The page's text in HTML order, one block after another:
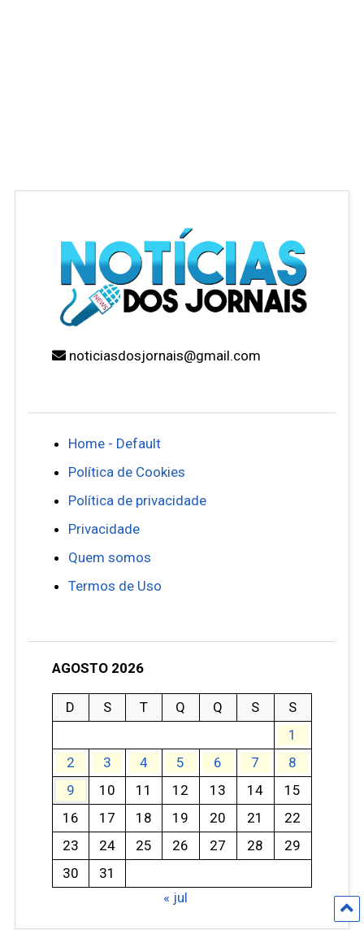
noticiasdosjornais@gmail.com
Home - Default
Política de Cookies
Política de privacidade
Privacidade
Quem somos
Termos de Uso
AGOSTO 2026
D S T Q Q S
S
1
2
3 4 5 6 7
8
9
10 11 12 13 14
15
16
17 18 19 20 21
22
23
24 25 26 27 28
29
30
31
« jul